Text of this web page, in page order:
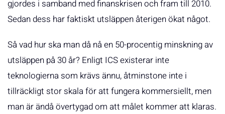
gjordes i samband med finanskrisen och fram till 2010.
Sedan dess har faktiskt utsläppen återigen ökat något.
Så vad hur ska man då nå en 50-procentig minskning av
utsläppen på 30 år? Enligt ICS existerar inte
teknologierna som krävs ännu, åtminstone inte i
tillräckligt stor skala för att fungera kommersiellt, men
man är ändå övertygad om att målet kommer att klaras.